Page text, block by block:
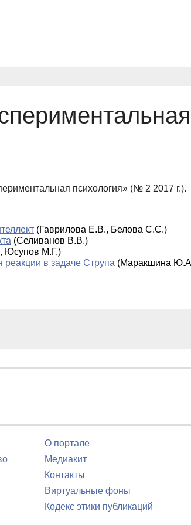
психология» (№ 2 2017 г.).
(Гаврилова Е.В., Белова С.С.)
(Селиванов В.В.)
Юсупов М.Г.)
в задаче Cтрупа (Маракшина
О портале
Медиакит
Контакты
Виртуальные фоны
Кодекс этики публикаций